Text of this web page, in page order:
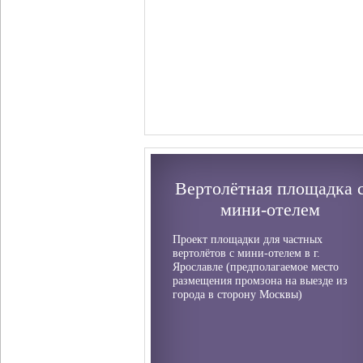
Вертолётная площадка
мини-отелем
Проект площадки для частных
вертолётов с мини-отелем в г.
Ярославле (предполагаемое место
размещения промзона на выезде из
города в сторону Москвы)